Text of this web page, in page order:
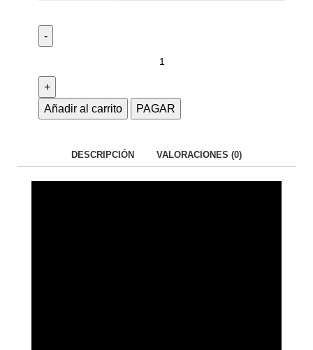
Añadir al carrito PAGAR
DESCRIPCIÓN VALORACIONES (0)